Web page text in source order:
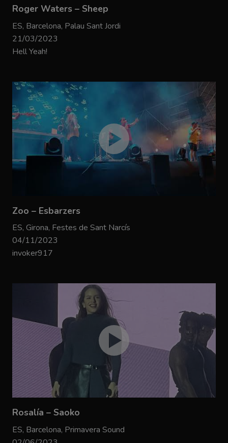
Roger Waters – Sheep
ES, Barcelona, Palau Sant Jordi
21/03/2023
Hell Yeah!
Zoo – Esbarzers
ES, Girona, Festes de Sant Narcís
04/11/2023
invoker917
Rosalía – Saoko
ES, Barcelona, Primavera Sound